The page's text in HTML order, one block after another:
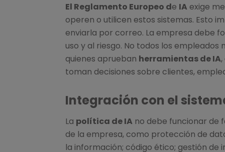
El Reglamento Europeo de IAexige
operen o utilicen estos sistemas. Esto
enviarla por correo. La empresa debe
uso y al riesgo. No todos los
quienes aprueban herramientas de IA
toman decisiones sobre clientes,
Integración con el
La política de IAno debe funcionar de
de la empresa, como protección de
la información; código ético; gestión de